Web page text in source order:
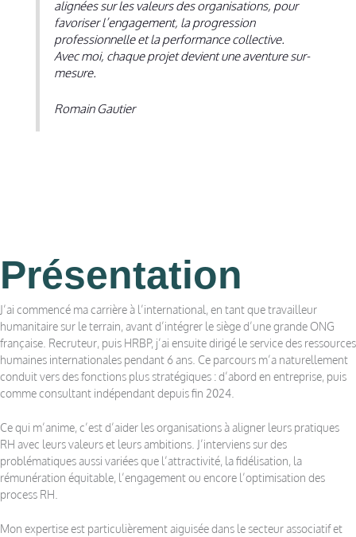
alignées sur les valeurs des organisations, pour
favoriser l’engagement, la progression
professionnelle et la performance collective.
Avec moi, chaque projet devient une aventure sur-
mesure.
Romain Gautier
Présentation
J’ai commencé ma carrière à l’international, en tant que travailleur
humanitaire sur le terrain, avant d’intégrer le siège d’une grande ONG
française. Recruteur, puis HRBP, j’ai ensuite dirigé le service des ressources
humaines internationales pendant 6 ans. Ce parcours m’a naturellement
conduit vers des fonctions plus stratégiques : d’abord en entreprise, puis
comme consultant indépendant depuis fin 2024.
Ce qui m’anime, c’est d’aider les organisations à aligner leurs pratiques
RH avec leurs valeurs et leurs ambitions. J’interviens sur des
problématiques aussi variées que l’attractivité, la fidélisation, la
rémunération équitable, l’engagement ou encore l’optimisation des
process RH.
Mon expertise est particulièrement aiguisée dans le secteur associatif et